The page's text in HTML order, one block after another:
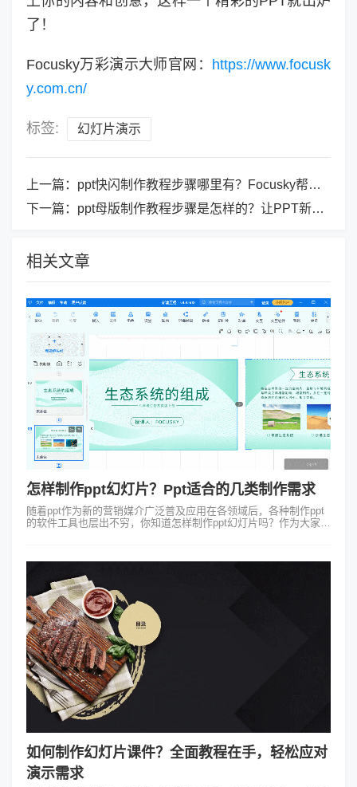
了！
Focusky万彩演示大师官网： https://www.focusk
y.com.cn/
标签: 幻灯片演示
上一篇： ppt快闪制作教程步骤哪里有？Focusky帮你打造炫酷PPT
下一篇： ppt母版制作教程步骤是怎样的？让PPT新手轻松制作~
相关文章
怎样制作ppt幻灯片？Ppt适合的几类制作需求
随着ppt作为新的营销媒介广泛普及应用在各领域后，各种制作ppt
的软件工具也层出不穷，你知道怎样制作ppt幻灯片吗？作为大家都
如何制作幻灯片课件？全面教程在手，轻松应对
演示需求